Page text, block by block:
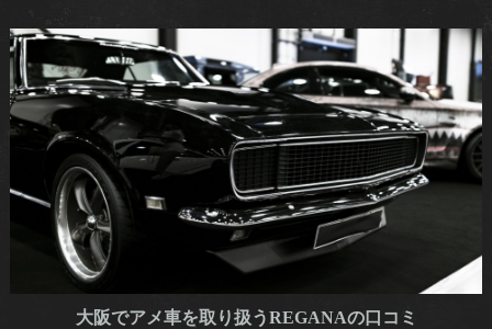
大阪でアメ車を取り扱うREGANAの口コミ